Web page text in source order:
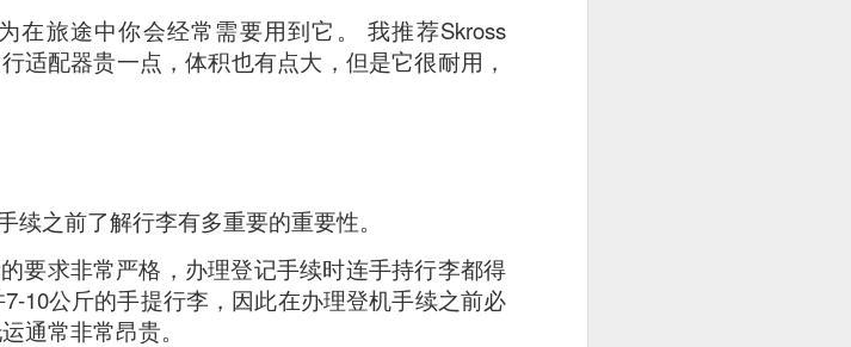
在旅途中你会经常需要用到它。 我推荐Skross
适配器贵一点，体积也有点大，但是它很耐用，
之前了解行李有多重要的重要性。
要求非常严格，办理登记手续时连手持行李都得
10公斤的手提行李，因此在办理登机手续之前必
通常非常昂贵。